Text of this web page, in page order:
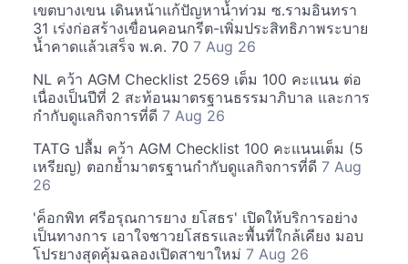
เขตบางเขน เดินหน้าแก้ปัญหาน้ำท่วม ซ.รามอินทรา
31 เร่งก่อสร้างเขื่อนคอนกรีต-เพิ่มประสิทธิภาพระบาย
น้ำคาดแล้วเสร็จ พ.ค. 70 7 Aug 26
NL คว้า AGM Checklist 2569 เต็ม 100 คะแนน ต่อ
เนื่องเป็นปีที่ 2 สะท้อนมาตรฐานธรรมาภิบาล และการ
กำกับดูแลกิจการที่ดี 7 Aug 26
TATG ปลื้ม คว้า AGM Checklist 100 คะแนนเต็ม (5
เหรียญ) ตอกย้ำมาตรฐานกำกับดูแลกิจการที่ดี 7 Aug
26
'ค็อกพิท ศรีอรุณการยาง ยโสธร' เปิดให้บริการอย่าง
เป็นทางการ เอาใจชาวยโสธรและพื้นที่ใกล้เคียง มอบ
โปรยางสุดคุ้มฉลองเปิดสาขาใหม่ 7 Aug 26